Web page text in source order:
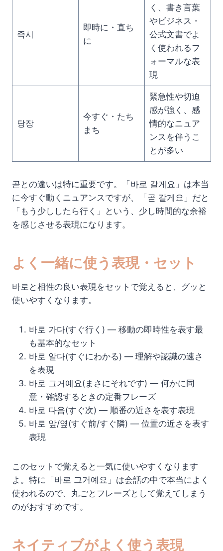
즉시
即時に・直ち
に
く、書き言葉
やビジネス・
公式文書でよ
く使われるフ
ォーマルな表
現
당장
今すぐ・たち
まち
緊急性や切迫
感が強く、感
情的なニュア
ンスを伴うこ
とが多い
곧との違いは特に重要です。「바로 갈게요」は本当
に今すぐ動くニュアンスですが、「곧 갈게요」だと
「もう少ししたら行く」という、少し時間的な余裕
を感じさせる表現になります。
よく一緒に使う表現・セット
바로と相性の良い表現をセットで覚えると、グッと
使いやすくなります。
바로 가다(すぐ行く) — 移動の即時性を表す最
も基本的なセット
바로 알다(すぐにわかる) — 理解や認識の速さ
を表現
바로 그거예요(まさにそれです) — 何かに同
意・確認するときの定番フレーズ
바로 다음(すぐ次) — 順番の近さを表す表現
바로 앞/옆(すぐ前/すぐ隣) — 位置の近さを表す
表現
このセットで覚えると一気に使いやすくなります
よ。特に「바로 그거예요」は会話の中で本当によく
使われるので、丸ごとフレーズとして覚えてしまう
のがおすすめです。
ネイティブがよく使う表現